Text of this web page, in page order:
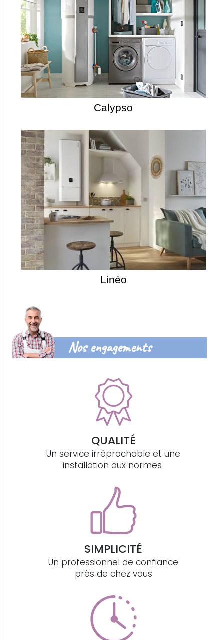
Calypso
Linéo
Nos engagements
QUALITÉ
Un service irréprochable et une
installation aux normes
SIMPLICITÉ
Un professionnel de confiance
près de chez vous